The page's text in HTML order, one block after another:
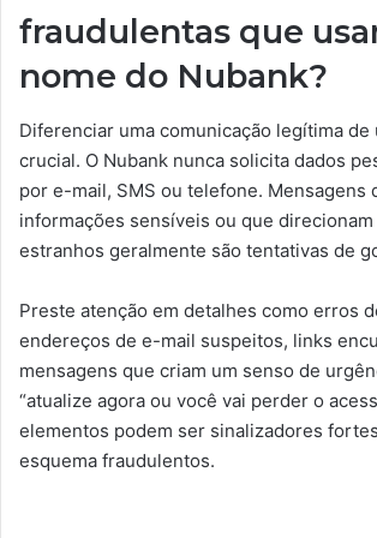
fraudulentas que
nome do Nubank?
Diferenciar uma comunicação legítima de
crucial. O Nubank nunca solicita dados
por e-mail, SMS ou telefone. Mensagens
informações sensíveis ou que direcionam
estranhos geralmente são tentativas de
Preste atenção em detalhes como erros
endereços de e-mail suspeitos, links
mensagens que criam um senso de
“atualize agora ou você vai perder o
elementos podem ser sinalizadores
esquema fraudulentos.